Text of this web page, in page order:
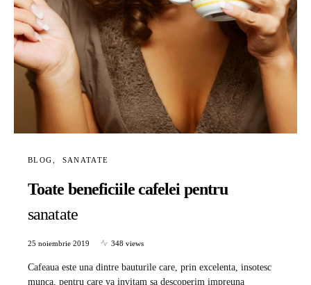
BLOG SANATATE
Toate beneficiile cafelei pentru
sanatate
25 noiembrie 2019 348 views
Cafeaua este una dintre bauturile care, prin excelenta, insotesc
munca, pentru care va invitam sa descoperim impreuna